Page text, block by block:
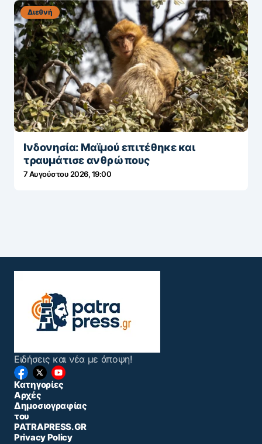
Διεθνή
Ινδονησία: Μαϊμού επιτέθηκε και
τραυμάτισε ανθρώπους
7 Αυγούστου 2026, 19:00
Ειδήσεις και νέα με άποψη!
Κατηγορίες
Αρχές
Δημοσιογραφίας
του
PATRAPRESS.GR
Privacy Policy